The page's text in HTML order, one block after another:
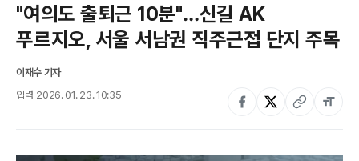
"여의도 출퇴근 10분"…신길 AK
푸르지오, 서울 서남권 직주근접 단지 주목
이재수 기자
입력 2026. 01. 23. 10:35